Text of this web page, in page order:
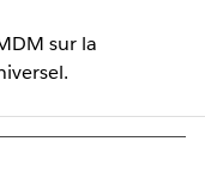
sur la